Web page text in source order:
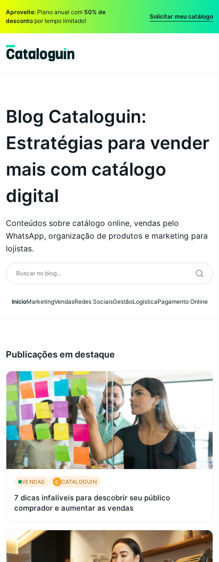
Aproveite: Plano anual com 50% de
desconto por tempo limitado!
Solicitar meu catálogo
Blog Cataloguin:
Estratégias para vender
mais com catálogo
digital
Conteúdos sobre catálogo online, vendas pelo
WhatsApp, organização de produtos e marketing para
lojistas.
InícioMarketingVendasRedes SociaisGestãoLogísticaPagamento Online
Publicações em destaque
VENDAS C CATALOGUIN
7 dicas infalíveis para descobrir seu público
comprador e aumentar as vendas